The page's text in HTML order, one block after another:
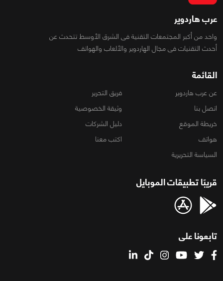
عرب هاردوير
واحد من أكبر المجتمعات التقنية فى الشرق الأوسط تتحدث عن
أحدث التقنيات فى مجال الهاردوير والألعاب والهواتف
القائمة
عن عرب هاردوير
فريق التحرير
اتصل بنا
وثيقة الخصوصية
خريطة الموقع
دليل الشركات
هواتف
اكتب معنا
السياسة التحريرية
قريبًا تطبيقات الموبايل
تابعونا على